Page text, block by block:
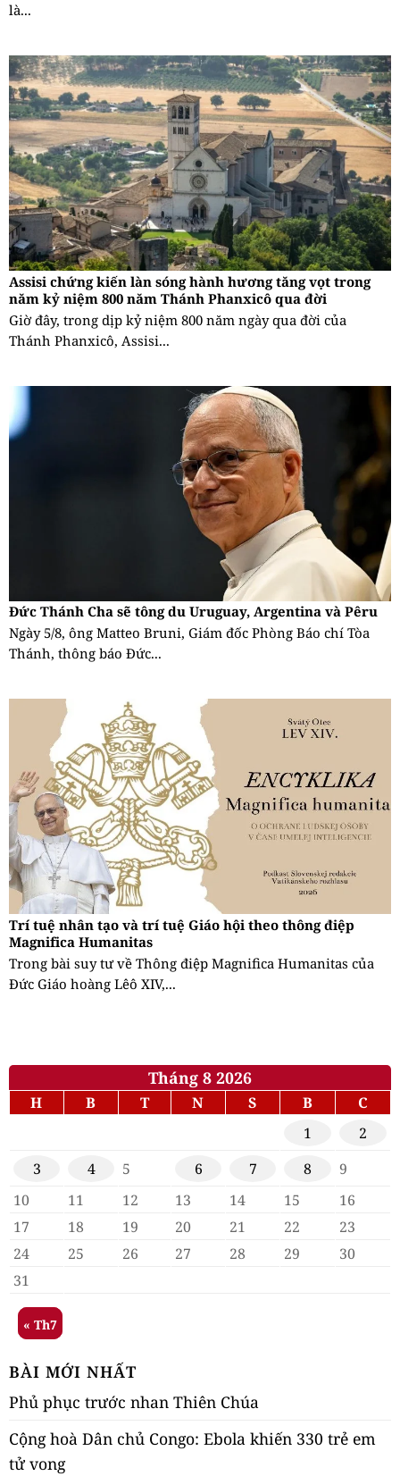
là...
Assisi chứng kiến làn sóng hành hương tăng vọt trong
năm kỷ niệm 800 năm Thánh Phanxicô qua đời
Giờ đây, trong dịp kỷ niệm 800 năm ngày qua đời của
Thánh Phanxicô, Assisi...
Đức Thánh Cha sẽ tông du Uruguay, Argentina và Pêru
Ngày 5/8, ông Matteo Bruni, Giám đốc Phòng Báo chí Tòa
Thánh, thông báo Đức...
Trí tuệ nhân tạo và trí tuệ Giáo hội theo thông điệp
Magnifica Humanitas
Trong bài suy tư về Thông điệp Magnifica Humanitas của
Đức Giáo hoàng Lêô XIV,...
Tháng 8 2026
H B T N S B
C
1
2
3
4 5 6 7 8
9
10
11 12 13 14 15
16
17
18 19 20 21 22
23
24
25 26 27 28 29
30
31
« Th7
BÀI MỚI NHẤT
Phủ phục trước nhan Thiên Chúa
Cộng hoà Dân chủ Congo: Ebola khiến 330 trẻ em
tử vong